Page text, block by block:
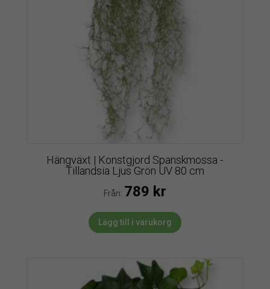
Hängväxt | Konstgjord Spanskmossa -
Tillandsia Ljus Grön UV 80 cm
Från: 789 kr
Lägg till i varukorg